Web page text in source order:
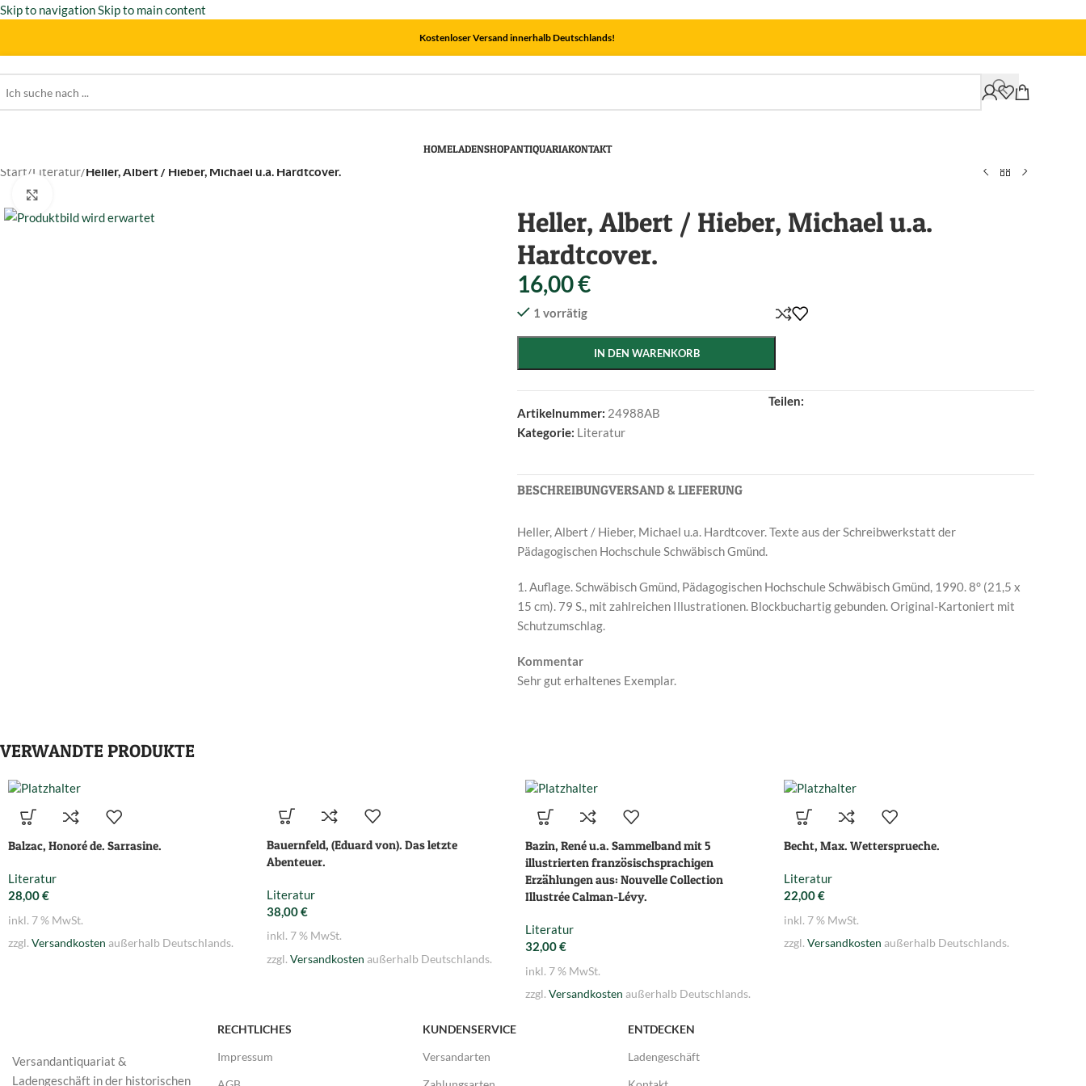
Skip to navigationSkip to main content
Kostenloser Versand innerhalb Deutschlands!
HOMELADENSHOPANTIQUARIAKONTAKT
Start/Literatur/Heller, Albert / Hieber, Michael u.a. Hardtcover.
Heller, Albert / Hieber, Michael u.a.
Hardtcover.
16,00€
1 vorrätig
IN DEN WARENKORB
Artikelnummer: 24988AB
Kategorie: Literatur
Teilen:
BESCHREIBUNGVERSAND & LIEFERUNG
Heller, Albert / Hieber, Michael u.a. Hardtcover. Texte aus der Schreibwerkstatt der
Pädagogischen Hochschule Schwäbisch Gmünd.
1. Auflage. Schwäbisch Gmünd, Pädagogischen Hochschule Schwäbisch Gmünd, 1990. 8° (21,5 x
15 cm). 79 S., mit zahlreichen Illustrationen. Blockbuchartig gebunden. Original-Kartoniert mit
Schutzumschlag.
Kommentar
Sehr gut erhaltenes Exemplar.
VERWANDTE PRODUKTE
Balzac, Honoré de. Sarrasine.
Literatur
28,00€
inkl. 7 % MwSt.
zzgl. Versandkosten außerhalb Deutschlands.
Bauernfeld, (Eduard von). Das letzte
Abenteuer.
Literatur
38,00€
inkl. 7 % MwSt.
zzgl. Versandkosten außerhalb Deutschlands.
Bazin, René u.a. Sammelband mit 5
illustrierten französischsprachigen
Erzählungen aus: Nouvelle Collection
Illustrée Calman-Lévy.
Literatur
32,00€
inkl. 7 % MwSt.
zzgl. Versandkosten außerhalb Deutschlands.
Becht, Max. Wettersprueche.
Literatur
22,00€
inkl. 7 % MwSt.
zzgl. Versandkosten außerhalb Deutschlands.
Versandantiquariat &
Ladengeschäft in der historischen
RECHTLICHES
Impressum
KUNDENSERVICE
Versandarten
ENTDECKEN
Ladengeschäft